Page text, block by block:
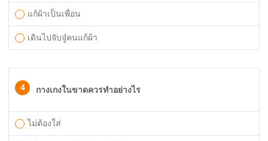
แก้ผ้าเป็นเพื่อน
เดินไปจับจู๋คนแก้ผ้า
4 กางเกงในขาดควรทำอย่างไร
ไม่ต้องใส่